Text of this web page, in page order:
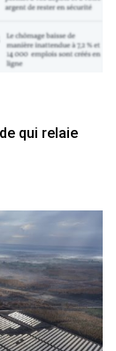
qui relaie